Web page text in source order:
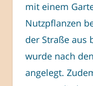
mit einem
Nutzpflanzen
der Straße aus
wurde nach
angelegt.